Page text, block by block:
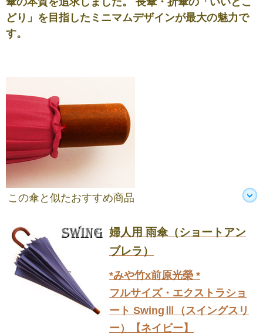
どり」を目指したミニマムデザインが最大の魅力で
す。
この傘と似たおすすめ商品
婦人用 雨傘（ショートアン
ブレラ）
*みや竹x前原光榮 *
フルサイズ・エクストラショ
ート SwingⅢ（スイングスリ
ー）【ネイビー】